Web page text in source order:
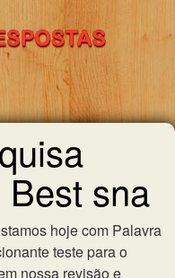
sna
hoje com Palavra
teste para o
nossa revisão e